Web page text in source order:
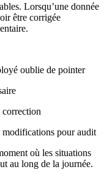
Lorsqu’une donnée
être corrigée
oublie de pointer
correction
modifications pour audit
où les situations
au long de la journée.